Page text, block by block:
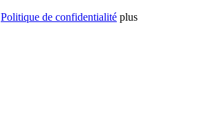
Politique de confidentialité plus